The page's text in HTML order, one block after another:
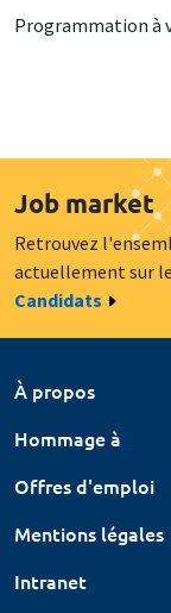
Programmation à
Job market
Retrouvez
actuellement sur
Candidats
À propos
Hommage à
Offres d'emploi
Mentions légales
Intranet